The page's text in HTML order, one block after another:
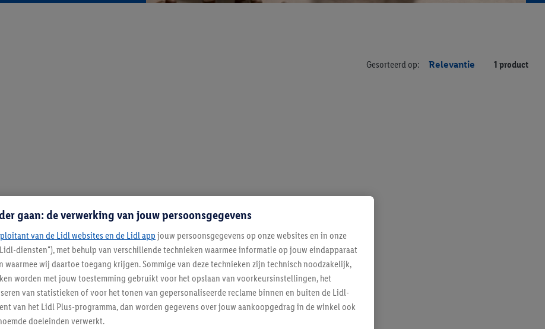
Gesorteerd op: Relevantie 1 product
gaan: de verwerking van jouw persoonsgegevens
van de Lidl websites en de Lidl app jouw persoonsgegevens op onze websites en in onze
diensten"), met behulp van verschillende technieken waarmee informatie op jouw eindapparaat
waarmee wij daartoe toegang krijgen. Sommige van deze technieken zijn technisch noodzakelijk,
worden met jouw toestemming gebruikt voor het opslaan van voorkeursinstellingen, het
van statistieken of voor het tonen van gepersonaliseerde reclame binnen en buiten de Lidl-
van het Lidl Plus-programma, dan worden gegevens over jouw aankoopgedrag in de winkel ook
doeleinden verwerkt.